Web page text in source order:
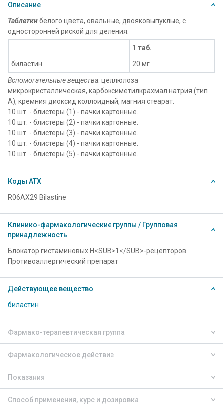
Описание
Таблеткибелого цвета, овальные, двояковыпуклые, с
односторонней риской для деления.
1 таб.
биластин
20 мг
Вспомогательные вещества: целлюлоза
микрокристаллическая, карбоксиметилкрахмал натрия (тип
А), кремния диоксид коллоидный, магния стеарат.
10 шт. - блистеры (1) - пачки картонные.
10 шт. - блистеры (2) - пачки картонные.
10 шт. - блистеры (3) - пачки картонные.
10 шт. - блистеры (4) - пачки картонные.
10 шт. - блистеры (5) - пачки картонные.
Коды АТХ
R06AX29 Bilastine
Клинико-фармакологические группы / Групповая
принадлежность
Блокатор гистаминовых Н<SUB>1</SUB>-рецепторов.
Противоаллергический препарат
Действующее вещество
биластин
Фармако-терапевтическая группа
Фармакологическое действие
Показания
Способ применения, курс и дозировка